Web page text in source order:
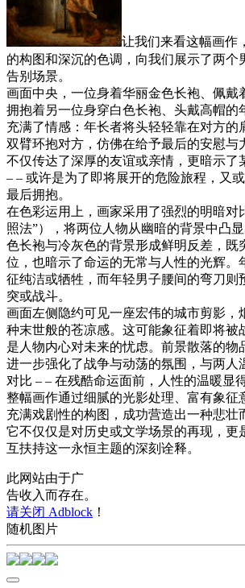
让我们来看这幅画作
的构图和深沉的色调，向我们展示了两个
告别场景。
画面中央，一位身着华丽金色长袍、佩戴
拥抱着另一位身穿白色长袍、头戴高帽的
充满了情感：年长者将头轻轻靠在对方的
双臂环抱对方，仿佛在给予最后的安慰与
不仅传达了深厚的友谊或亲情，更暗示了
– – 或许是为了即将展开的危险旅程，又
最后拥抱。
在色彩运用上，画家采用了强烈的明暗对
照法”），将两位人物从幽暗的背景中凸
色长袍与冷灰色的背景形成鲜明反差，既
位，也暗示了命运的无常与人性的光辉。
征纯洁或牺牲，而年轻男子腰间的弯刀则
突或战斗。
画面左侧隐约可见一座宏伟的城市剪影，
种末世般的苍凉感。这可能象征着即将被
是人物内心对未来的忧虑。前景散落的物
进一步强化了战争与动荡的氛围，与两人
对比 – – 在残酷命运面前，人性的温暖显
整幅画作通过细腻的光影处理、富有象征
充满戏剧性的构图，成功营造出一种悲壮
它不仅仅是对历史或文学场景的再现，更
互扶持这一永恒主题的深刻诠释。
此网站由于广
告收入而存在。
请关闭 Adblock ！
随机图片